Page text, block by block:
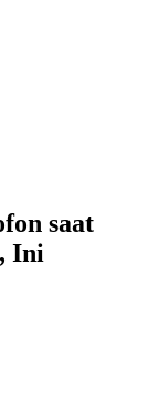
saat
Ini